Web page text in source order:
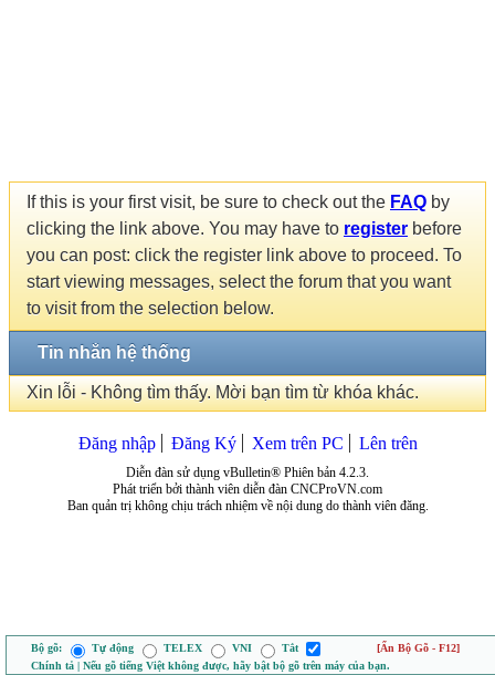
If this is your first visit, be sure to check out the FAQ by
clicking the link above. You may have to register before
you can post: click the register link above to proceed. To
start viewing messages, select the forum that you want
to visit from the selection below.
Tin nhắn hệ thống
Xin lỗi - Không tìm thấy. Mời bạn tìm từ khóa khác.
Đăng nhập Đăng Ký Xem trên PC Lên trên
Diễn đàn sử dụng vBulletin® Phiên bản 4.2.3.
Phát triển bởi thành viên diễn đàn CNCProVN.com
Ban quản trị không chịu trách nhiệm về nội dung do thành viên đăng.
Bộ gõ: Tự động TELEX VNI Tắt
[Ẩn Bộ Gõ - F12]
Chính tả | Nếu gõ tiếng Việt không được, hãy bật bộ gõ trên máy của bạn.